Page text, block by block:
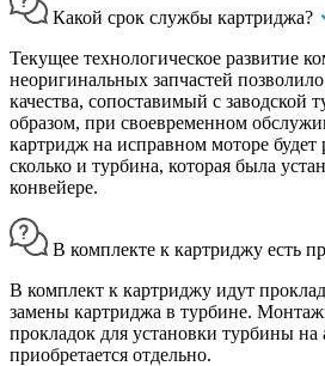
Какой срок службы картриджа?
Текущее технологическое развитие
неоригинальных запчастей
качества, сопоставимый с заводской
образом, при своевременном
картридж на исправном моторе будет
сколько и турбина, которая была
конвейере.
В комплекте к картриджу есть
В комплект к картриджу идут
замены картриджа в турбине.
прокладок для установки турбины на
приобретается отдельно.